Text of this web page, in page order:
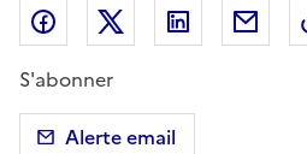
Partager sur Facebook
Partager sur X
Partager
S'abonner
Alerte email